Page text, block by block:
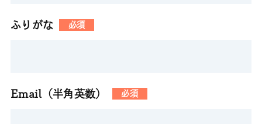
ふりがな 必須
Email（半角英数） 必須